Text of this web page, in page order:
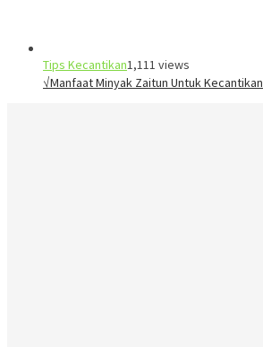
Tips Kecantikan1,111 views
√Manfaat Minyak Zaitun Untuk Kecantikan